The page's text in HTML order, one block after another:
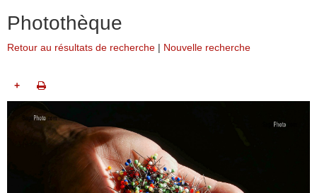
Photothèque
Retour au résultats de recherche | Nouvelle recherche
+